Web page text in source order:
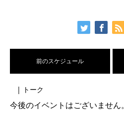
前のスケジュール
| トーク
今後のイベントはございません。